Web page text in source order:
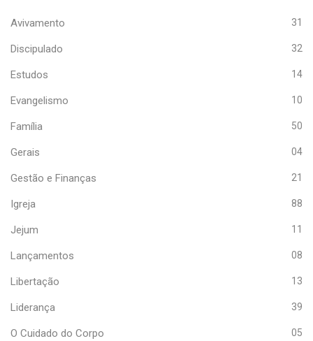
Avivamento 31
Discipulado 32
Estudos 14
Evangelismo 10
Família 50
Gerais 04
Gestão e Finanças 21
Igreja 88
Jejum 11
Lançamentos 08
Libertação 13
Liderança 39
O Cuidado do Corpo 05